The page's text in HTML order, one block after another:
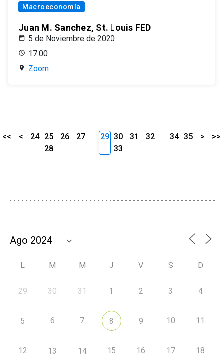
Macroeconomía
Juan M. Sanchez, St. Louis FED
5 de Noviembre de 2020
17:00
Zoom
<< < 24 25 26
27
28
29 30 31
32
33
34 35 > >>
L M M J V S D
29 30 31 1 2 3 4
5 6 7 8 9 10 11
12 13 14 15 16 17 18